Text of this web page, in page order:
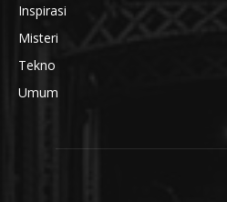
Inspirasi
Misteri
Tekno
Umum